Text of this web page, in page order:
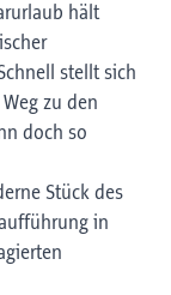
hält
stellt sich
zu den
doch so
Stück des
in